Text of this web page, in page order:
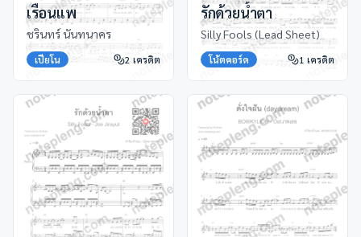
เรือนแพ
ชรินทร์ นันทนาคร
เปียโน 2 เครดิต
รักด้วยน้ำตา
Silly Fools (Lead Sheet)
โน้ตคอร์ด 1 เครดิต